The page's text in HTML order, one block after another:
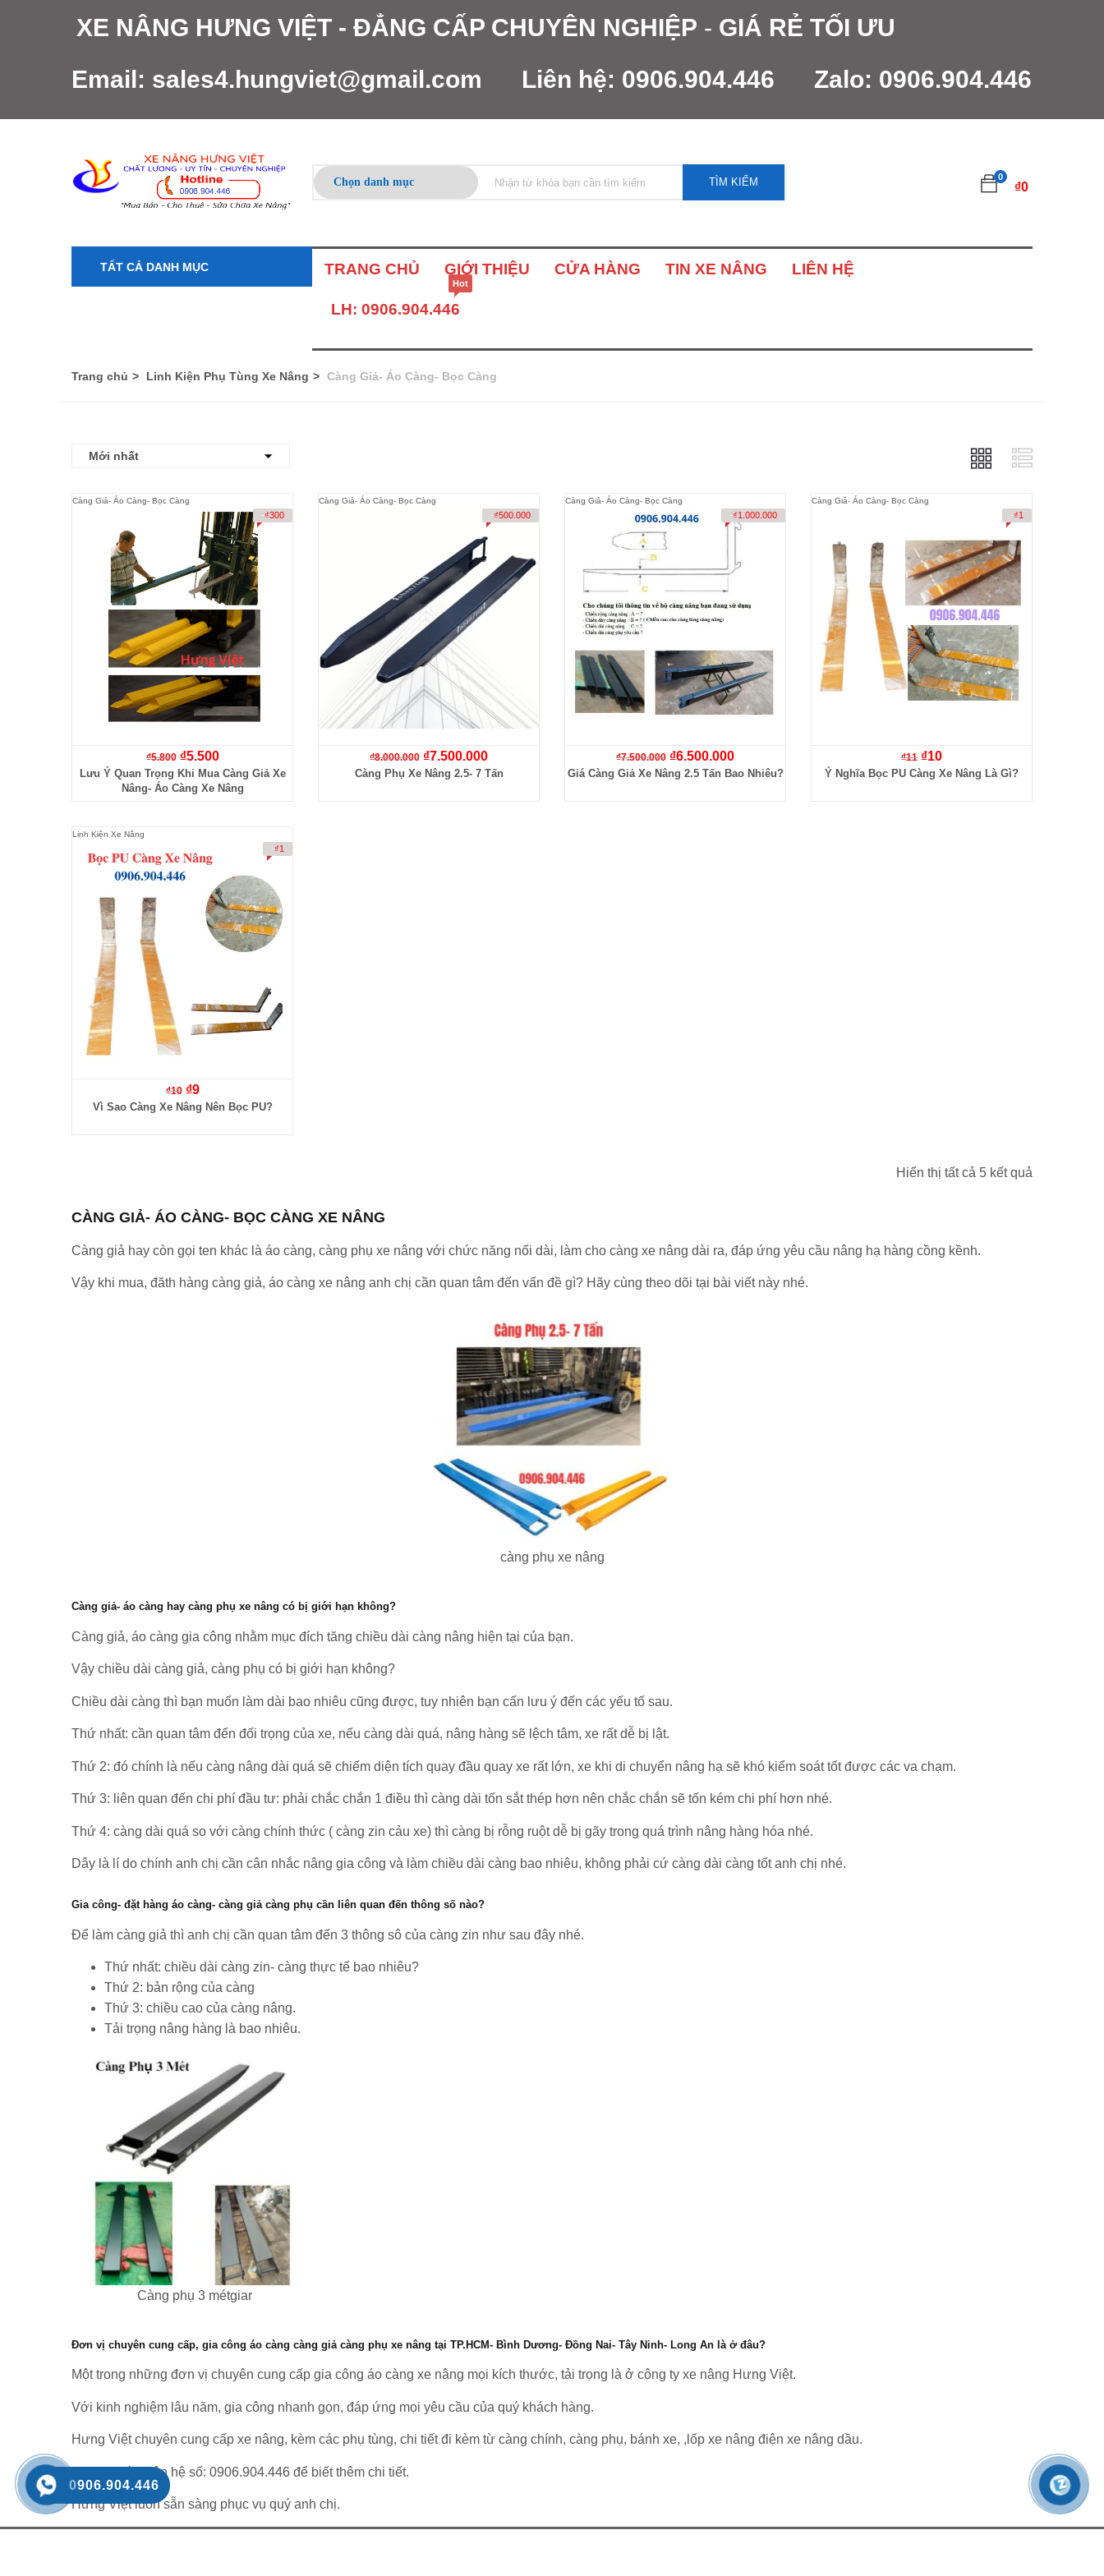
XE NÂNG HƯNG VIỆT - ĐẲNG CẤP CHUYÊN NGHIỆP - GIÁ RẺ TỐI ƯU
Email: sales4.hungviet@gmail.com Liên hệ: 0906.904.446 Zalo: 0906.904.446
TÌM KIẾM 0
₫0
TẤT CẢ DANH MỤC TRANG CHỦ GIỚI THIỆU CỬA HÀNG TIN XE NÂNG LIÊN HỆ
LH: 0906.904.446
Hot
Trang chủ Linh Kiện Phụ Tùng Xe Nâng Càng Giả- Áo Càng- Bọc Càng
Càng Giả- Áo Càng- Bọc Càng
-₫300
₫5.800 ₫5.500
Lưu Ý Quan Trọng Khi Mua Càng Giả Xe
Nâng- Áo Càng Xe Nâng
Càng Giả- Áo Càng- Bọc Càng
-₫500.000
₫8.000.000 ₫7.500.000
Càng Phụ Xe Nâng 2.5- 7 Tấn
Càng Giả- Áo Càng- Bọc Càng
-₫1.000.000
₫7.500.000 ₫6.500.000
Giá Càng Giả Xe Nâng 2.5 Tấn Bao Nhiêu?
Càng Giả- Áo Càng- Bọc Càng
-₫1
₫11 ₫10
Ý Nghĩa Bọc PU Càng Xe Nâng Là Gì?
Linh Kiện Xe Nâng
-₫1
₫10 ₫9
Vì Sao Càng Xe Nâng Nên Bọc PU?
Hiển thị tất cả 5 kết quả
CÀNG GIẢ- ÁO CÀNG- BỌC CÀNG XE NÂNG
Càng giả hay còn gọi ten khác là áo càng, càng phụ xe nâng với chức năng nối dài, làm cho càng xe nâng dài ra, đáp ứng yêu cầu nâng hạ hàng cồng kềnh.
Vậy khi mua, đăth hàng càng giả, áo càng xe nâng anh chị cần quan tâm đến vấn đề gì? Hãy cùng theo dõi tại bài viết này nhé.
càng phụ xe nâng
Càng giả- áo càng hay càng phụ xe nâng có bị giới hạn không?
Càng giả, áo càng gia công nhằm mục đích tăng chiều dài càng nâng hiện tại của bạn.
Vậy chiều dài càng giả, càng phụ có bị giới hạn không?
Chiều dài càng thì bạn muốn làm dài bao nhiêu cũng được, tuy nhiên bạn cấn lưu ý đến các yếu tố sau.
Thứ nhất: cần quan tâm đến đối trọng của xe, nếu càng dài quá, nâng hàng sẽ lệch tâm, xe rất dễ bị lật.
Thứ 2: đó chính là nếu càng nâng dài quá sẽ chiếm diện tích quay đầu quay xe rất lớn, xe khi di chuyển nâng hạ sẽ khó kiểm soát tốt được các va chạm.
Thứ 3: liên quan đến chi phí đầu tư: phải chắc chắn 1 điều thì càng dài tốn sắt thép hơn nên chắc chắn sẽ tốn kém chi phí hơn nhé.
Thứ 4: càng dài quá so với càng chính thức ( càng zin cảu xe) thì càng bị rỗng ruột dễ bị gãy trong quá trình nâng hàng hóa nhé.
Dây là lí do chính anh chị cần cân nhắc nâng gia công và làm chiều dài càng bao nhiêu, không phải cứ càng dài càng tốt anh chị nhé.
Gia công- đặt hàng áo càng- càng giả càng phụ cần liên quan đến thông số nào?
Để làm càng giả thì anh chị cần quan tâm đến 3 thông sô của càng zin như sau đây nhé.
Thứ nhất: chiều dài càng zin- càng thực tế bao nhiêu?
Thứ 2: bản rộng của càng
Thứ 3: chiều cao của càng nâng.
Tải trọng nâng hàng là bao nhiêu.
Càng phụ 3 métgiar
Đơn vị chuyên cung cấp, gia công áo càng càng giả càng phụ xe nâng tại TP.HCM- Bình Dương- Đồng Nai- Tây Ninh- Long An là ở đâu?
Một trong những đơn vị chuyên cung cấp gia công áo càng xe nâng mọi kích thước, tải trọng là ở công ty xe nâng Hưng Việt.
Với kinh nghiệm lâu năm, gia công nhanh gọn, đáp ứng mọi yêu cầu của quý khách hàng.
Hưng Việt chuyên cung cấp xe nâng, kèm các phụ tùng, chi tiết đi kèm từ càng chính, càng phụ, bánh xe, ,lốp xe nâng điện xe nâng dầu.
Mọi nhu cầu liên hệ số: 0906.904.446 để biết thêm chi tiết.
Hưng Việt luôn sẵn sàng phục vụ quý anh chị.
0906.904.446